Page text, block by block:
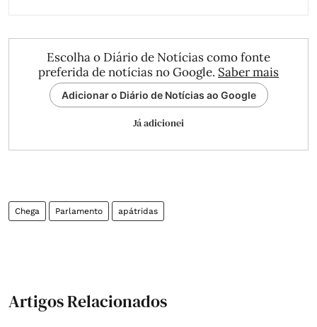
Escolha o Diário de Notícias como fonte
preferida de notícias no Google. Saber mais
Adicionar o Diário de Notícias ao Google
Já adicionei
Chega Parlamento apátridas
Artigos Relacionados